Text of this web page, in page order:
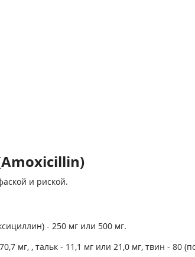
и риской.
- 250 мг или 500 мг.
мг, , тальк - 11,1 мг или 21,0 мг, твин - 80